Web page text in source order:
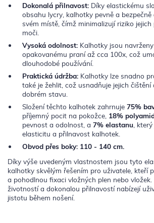
Dokonalá přilnavost:Díky elastickému
obsahu lycry, kalhotky pevně a
svém místě, čímž minimalizují riziko
moči.
Vysoká odolnost:Kalhotky jsou
opakovanému praní až cca 100x, což
dlouhodobé používání.
Praktická údržba:Kalhotky lze snadno
také je žehlit, což usnadňuje jejich čištění
dobrém stavu.
Složení těchto kalhotek zahrnuje 75%
příjemný pocit na pokožce, 18%
pevnost a odolnost, a 7% elastanu,
elasticitu a přilnavost kalhotek.
Obvod přes boky: 110 - 140 cm.
Díky výše uvedeným vlastnostem jsou tyto
kalhotky skvělým řešením pro uživatele, kteří
a pohodlnou fixaci vložných plen nebo vložek.
životností a dokonalou přilnavostí nabízejí
jistotu během nošení.